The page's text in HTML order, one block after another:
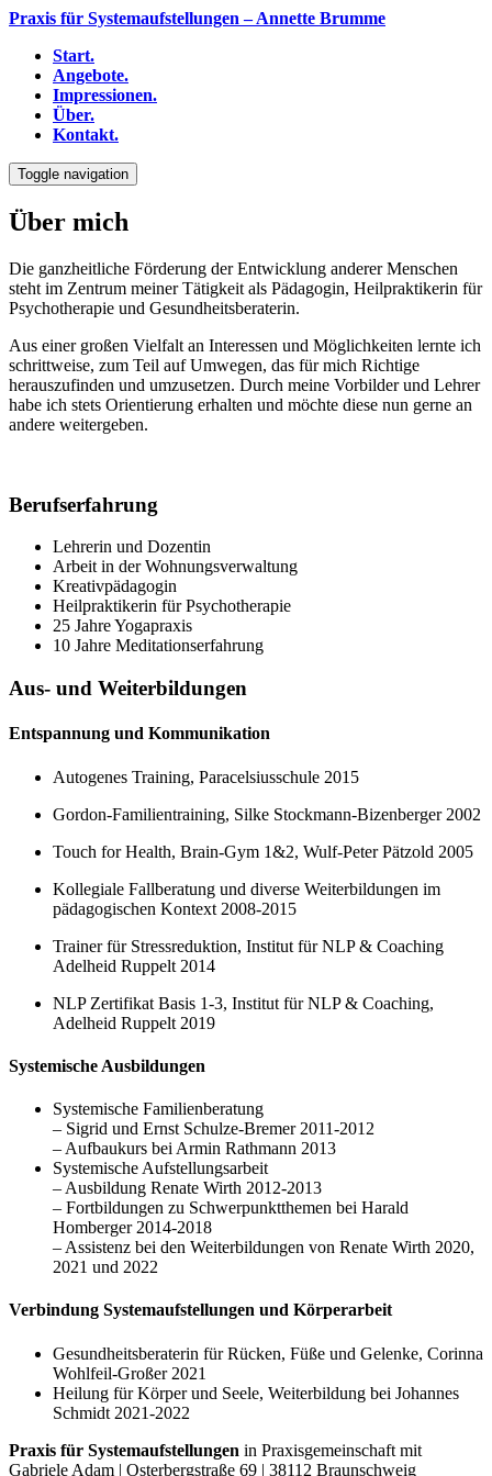
Praxis für Systemaufstellungen – Annette Brumme
Start.
Angebote.
Impressionen.
Über.
Kontakt.
Toggle navigation
Über mich
Die ganzheitliche Förderung der Entwicklung anderer Menschen
steht im Zentrum meiner Tätigkeit als Pädagogin, Heilpraktikerin für
Psychotherapie und Gesundheitsberaterin.
Aus einer großen Vielfalt an Interessen und Möglichkeiten lernte ich
schrittweise, zum Teil auf Umwegen, das für mich Richtige
herauszufinden und umzusetzen. Durch meine Vorbilder und Lehrer
habe ich stets Orientierung erhalten und möchte diese nun gerne an
andere weitergeben.
Berufserfahrung
Lehrerin und Dozentin
Arbeit in der Wohnungsverwaltung
Kreativpädagogin
Heilpraktikerin für Psychotherapie
25 Jahre Yogapraxis
10 Jahre Meditationserfahrung
Aus- und Weiterbildungen
Entspannung und Kommunikation
Autogenes Training, Paracelsiusschule 2015
Gordon-Familientraining, Silke Stockmann-Bizenberger 2002
Touch for Health, Brain-Gym 1&2, Wulf-Peter Pätzold 2005
Kollegiale Fallberatung und diverse Weiterbildungen im
pädagogischen Kontext 2008-2015
Trainer für Stressreduktion, Institut für NLP & Coaching
Adelheid Ruppelt 2014
NLP Zertifikat Basis 1-3, Institut für NLP & Coaching,
Adelheid Ruppelt 2019
Systemische Ausbildungen
Systemische Familienberatung
– Sigrid und Ernst Schulze-Bremer 2011-2012
– Aufbaukurs bei Armin Rathmann 2013
Systemische Aufstellungsarbeit
– Ausbildung Renate Wirth 2012-2013
– Fortbildungen zu Schwerpunktthemen bei Harald
Homberger 2014-2018
– Assistenz bei den Weiterbildungen von Renate Wirth 2020,
2021 und 2022
Verbindung Systemaufstellungen und Körperarbeit
Gesundheitsberaterin für Rücken, Füße und Gelenke, Corinna
Wohlfeil-Großer 2021
Heilung für Körper und Seele, Weiterbildung bei Johannes
Schmidt 2021-2022
Praxis für Systemaufstellungen in Praxisgemeinschaft mit
Gabriele Adam | Osterbergstraße 69 | 38112 Braunschweig